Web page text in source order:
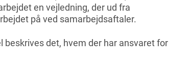
en vejledning, der ud fra
på ved samarbejdsaftaler.
det, hvem der har ansvaret for